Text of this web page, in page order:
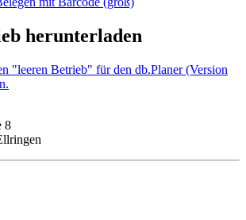
herunterladen
"leeren Betrieb" für den db.Planer (Version
8